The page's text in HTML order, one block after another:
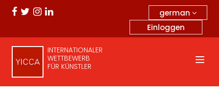
german
Einloggen
INTERNATIONALER
WETTBEWERB
FÜR KÜNSTLER